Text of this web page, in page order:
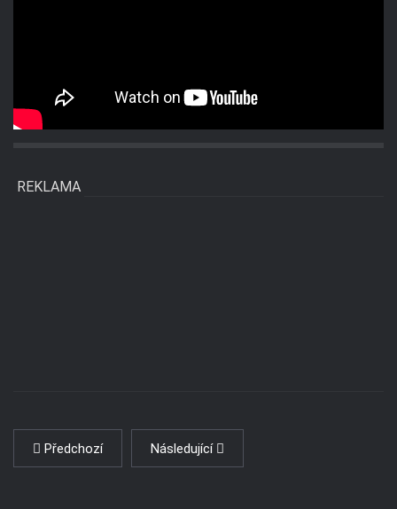
REKLAMA
Předchozí Následující